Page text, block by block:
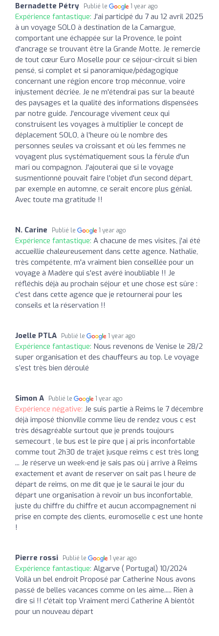
Bernadette Pétry Publié le 1 year ago
Expérience fantastique: J'ai participé du 7 au 12 avril 2025
à un voyage SOLO à destination de la Camargue,
comportant une échappée sur la Provence, le point
d'ancrage se trouvant être la Grande Motte. Je remercie
de tout cœur Euro Moselle pour ce séjour-circuit si bien
pensé, si complet et si panoramique/pédagogique
concernant une région encore trop méconnue, voire
injustement décriée. Je ne m'étendrai pas sur la beauté
des paysages et la qualité des informations dispensées
par notre guide. J'encourage vivement ceux qui
construisent les voyages à multiplier le concept de
déplacement SOLO, à l'heure où le nombre des
personnes seules va croissant et où les femmes ne
voyagent plus systématiquement sous la férule d'un
mari ou compagnon. J'ajouterai que si le voyage
susmentionné pouvait faire l'objet d'un second départ,
par exemple en automne, ce serait encore plus génial.
Avec toute ma gratitude !!
N. Carine Publié le 1 year ago
Expérience fantastique: A chacune de mes visites, j'ai été
accueillie chaleureusement dans cette agence. Nathalie,
très compétente, m'a vraiment bien conseillée pour un
voyage à Madère qui s'est avéré inoubliable !! Je
réfléchis déjà au prochain séjour et une chose est sûre :
c'est dans cette agence que je retournerai pour les
conseils et la réservation !!
Joelle PTLA Publié le 1 year ago
Expérience fantastique: Nous revenons de Venise le 28/2
super organisation et des chauffeurs au top. Le voyage
s’est très bien déroulé
Simon A Publié le 1 year ago
Expérience négative: Je suis partie à Reims le 7 décembre
déjà imposé thionville comme lieu de rendez vous c est
très désagréable surtout que je prends toujours
semecourt , le bus est le pire que j ai pris inconfortable
comme tout 2h30 de trajet jusque reims c est très long
... Je réserve un week-end je sais pas où j arrive à Reims
exactement et avant de reserver on sait pas l heure de
départ de reims, on me dit que je le saurai le jour du
départ une organisation à revoir un bus inconfortable,
juste du chiffre du chiffre et aucun accompagnement ni
prise en compte des clients, euromoselle c est une honte
!
Pierre rossi Publié le 1 year ago
Expérience fantastique: Algarve ( Portugal) 10/2024
Voilà un bel endroit Proposé par Catherine Nous avons
passé de belles vacances comme on les aime..... Rien à
dire si !! c'était top Vraiment merci Catherine A bientôt
pour un nouveau départ